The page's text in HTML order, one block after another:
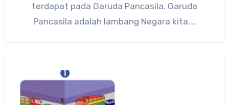
terdapat pada Garuda Pancasila. Garuda
Pancasila adalah lambang Negara kita.…